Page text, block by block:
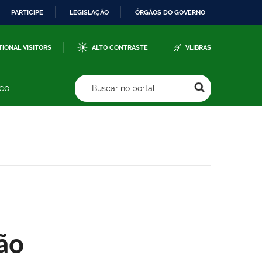
PARTICIPE LEGISLAÇÃO ÓRGÃOS DO GOVERNO
VISITORS ALTO CONTRASTE VLIBRAS
Buscar no portal